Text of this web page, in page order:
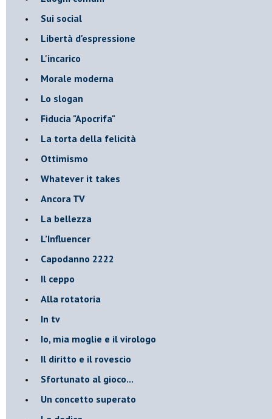
Sui social
Libertà d'espressione
L'incarico
Morale moderna
Lo slogan
Fiducia "Apocrifa"
La torta della felicità
Ottimismo
Whatever it takes
Ancora TV
La bellezza
L’Influencer
​Capodanno 2222
Il ceppo
Alla rotatoria
In tv
Io, mia moglie e il virologo
Il diritto e il rovescio
Sfortunato al gioco...
Un concetto superato